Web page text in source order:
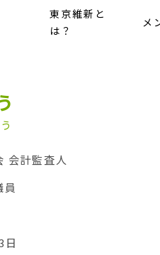
東京維新と
は？
メ
会計監査人
員
日